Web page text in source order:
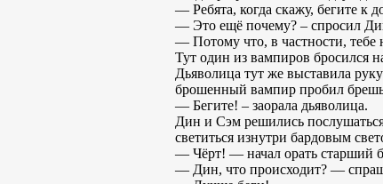
— Ребята, когда скажу, бегите к
— Это ещё почему? – спросил
— Потому что, в частности, тебе
Тут один из вампиров бросился
Дьяволица тут же выставила
брошенный вампир пробил
— Бегите! – заорала дьяволица.
Дин и Сэм решились послушаться
светиться изнутри бардовым
— Чёрт! — начал орать старший
— Дин, что происходит? —